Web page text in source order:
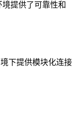
提供了可靠性和
下提供模块化连接